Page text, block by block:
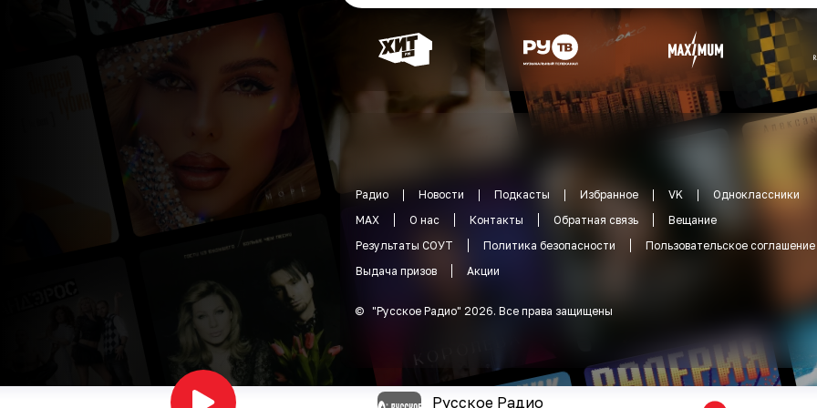
Радио Новости Подкасты Избранное VK
Одноклассники
MAX
О нас Контакты Обратная связь
Вещание
Результаты СОУТ
Политика безопасности
Пользовательское соглашение
Выдача призов
Акции
© "Русское Радио" 2026. Все права защищены
Русское Радио